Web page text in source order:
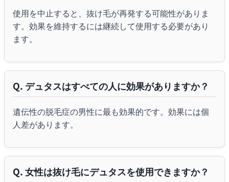
使用を中止すると、抜け毛が再発する可能性がありま
す。効果を維持するには継続して使用する必要があり
ます。
Q. デュタスはすべての人に効果がありますか？
遺伝性の脱毛症の男性に最も効果的です。効果には個
人差があります。
Q. 女性は抜け毛にデュタスを使用できますか？